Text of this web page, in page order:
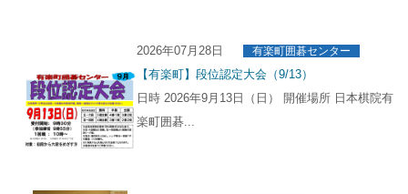
2026年07月28日 有楽町囲碁センター
【有楽町】段位認定大会（9/13）
日時 2026年9月13日（日） 開催場所 日本棋院有
楽町囲碁...